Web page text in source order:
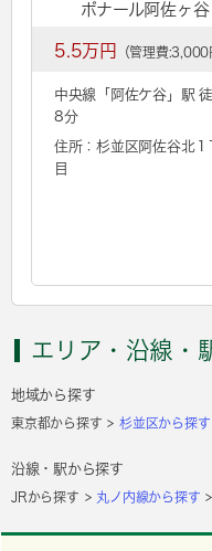
ボナール阿佐ヶ谷
5.5万円 （管理費:3,000
中央線「 阿佐ケ谷」駅
8分
住所：杉並区阿佐谷北１
目
エリア・沿線・
地域から探す
東京都から探す 杉並区から探す
沿線・駅から探す
JRから探す 丸ノ内線から探す